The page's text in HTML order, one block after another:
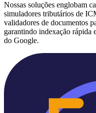
Nossas soluções englobam
simuladores tributários de
validadores de documentos
garantindo indexação rápida
do Google.